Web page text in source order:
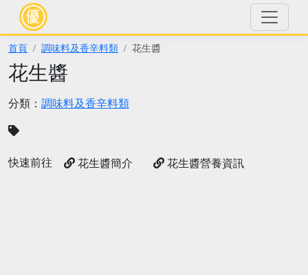
首頁 調味料及香辛料類 花生醬
花生醬
分類： 調味料及香辛料類
快速前往 花生醬簡介 花生醬營養資訊